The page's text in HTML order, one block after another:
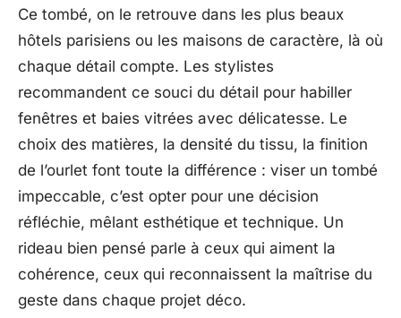
Ce tombé, on le retrouve dans les plus beaux
hôtels parisiens ou les maisons de caractère, là où
chaque détail compte. Les stylistes
recommandent ce souci du détail pour habiller
fenêtres et baies vitrées avec délicatesse. Le
choix des matières, la densité du tissu, la finition
de l’ourlet font toute la différence : viser un tombé
impeccable, c’est opter pour une décision
réfléchie, mêlant esthétique et technique. Un
rideau bien pensé parle à ceux qui aiment la
cohérence, ceux qui reconnaissent la maîtrise du
geste dans chaque projet déco.